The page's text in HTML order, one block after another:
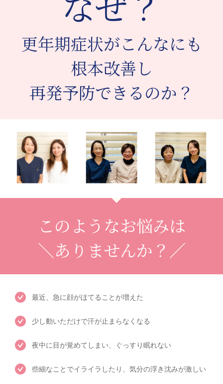
更年期症状がこんなにも
根本改善し
再発予防できるのか？
このようなお悩みは
＼ありませんか？／
最近、急に顔がほてることが増えた
少し動いただけで汗が止まらなくなる
夜中に目が覚めてしまい、ぐっすり眠れない
些細なことでイライラしたり、気分の浮き沈みが激しい